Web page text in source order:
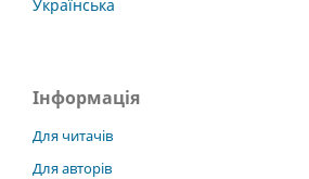
Українська
Інформація
Для читачів
Для авторів